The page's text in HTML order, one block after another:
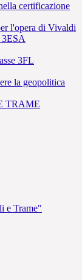
certificazione
l'opera di Vivaldi
3FL
la geopolitica
TRAME
e Trame"